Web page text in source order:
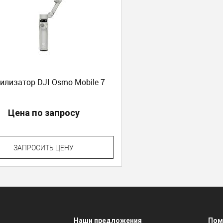
DJI Osmo Mobile 7
Цена по запросу
ЗАПРОСИТЬ ЦЕНУ
Наши предложения